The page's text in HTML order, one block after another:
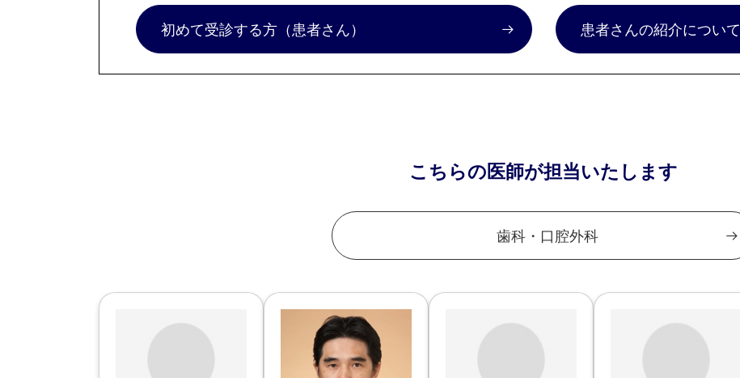
初めて受診する方（患者さん） 患者さんの紹介について
こちらの医師が担当いたします
歯科・口腔外科